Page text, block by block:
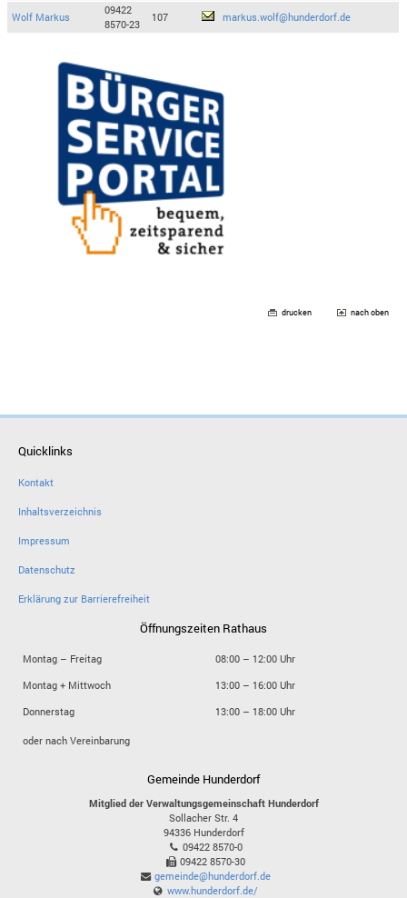
Wolf Markus
09422
8570-23
107 markus.wolf@hunderdorf.de
drucken nach oben
Quicklinks
Kontakt
Inhaltsverzeichnis
Impressum
Datenschutz
Erklärung zur Barrierefreiheit
Öffnungszeiten Rathaus
Montag – Freitag
08:00 – 12:00 Uhr
Montag + Mittwoch
13:00 – 16:00 Uhr
Donnerstag
13:00 – 18:00 Uhr
oder nach Vereinbarung
Gemeinde Hunderdorf
Mitglied der Verwaltungsgemeinschaft Hunderdorf
Sollacher Str. 4
94336 Hunderdorf
09422 8570-0
09422 8570-30
gemeinde@hunderdorf.de
www.hunderdorf.de/